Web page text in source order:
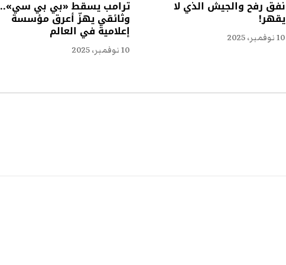
نفق رفح والجيش الذي لا
يقهر!
10 نوفمبر، 2025
ترامب يسقط «بي بي سي»..
وثائقي يهزّ أعرق مؤسسة
إعلامية في العالم
10 نوفمبر، 2025